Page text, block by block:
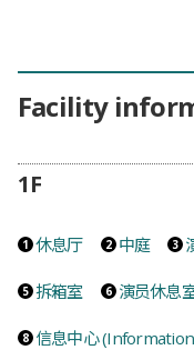
Facility
1F
休息厅 中庭
拆箱室 演员休息
信息中心